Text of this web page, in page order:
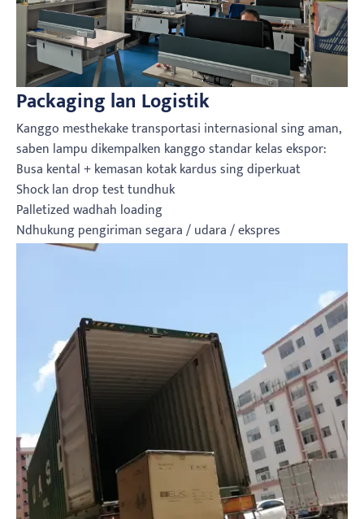
Packaging lan Logistik
Kanggo mesthekake transportasi internasional sing aman,
saben lampu dikempalken kanggo standar kelas ekspor:
Busa kental + kemasan kotak kardus sing diperkuat
Shock lan drop test tundhuk
Palletized wadhah loading
Ndhukung pengiriman segara / udara / ekspres